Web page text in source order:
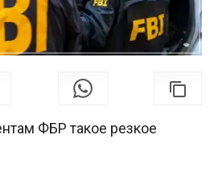
ФБР такое резкое